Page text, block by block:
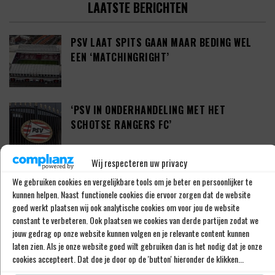
Wij respecteren uw privacy
We gebruiken cookies en vergelijkbare tools om je beter en persoonlijker te
kunnen helpen. Naast functionele cookies die ervoor zorgen dat de website
goed werkt plaatsen wij ook analytische cookies om voor jou de website
constant te verbeteren. Ook plaatsen we cookies van derde partijen zodat we
jouw gedrag op onze website kunnen volgen en je relevante content kunnen
laten zien. Als je onze website goed wilt gebruiken dan is het nodig dat je onze
cookies accepteert. Dat doe je door op de 'button' hieronder de klikken...
LAATSTE BERICHTEN
PSV LAAT SPITS GAAN MAAR BEDING WEL
EEN ‘MATCHINGRIGHT’
‘PSV IN ONDERHANDELING MET HET
SCHOTSE RANGERS FC’
‘PSV WIL ZICH GAAN VERSTERKEN MET 29-
JARIGE ADAMA CAMARA’
JOEL DROMMEL (29) TEKENT VOOR VIER
JAAR BIJ FC TWENTE